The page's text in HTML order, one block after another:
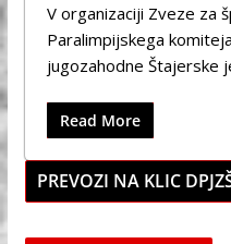
V organizaciji Zveze za
Paralimpijskega
jugozahodne Štajerske
Read More
PREVOZI NA KLIC